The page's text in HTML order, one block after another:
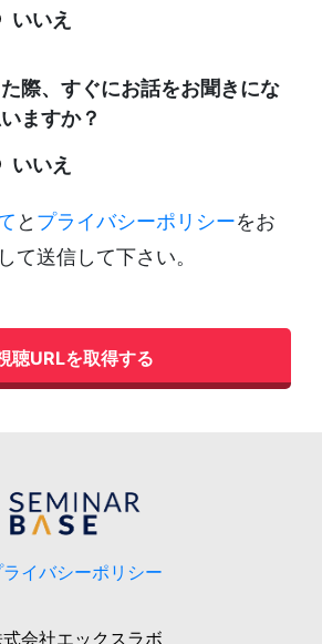
いいえ
際、すぐにお話をお聞きにな
ますか？
いいえ
と プライバシーポリシーをお
て送信して下さい。
ライバシーポリシー
会社エックスラボ